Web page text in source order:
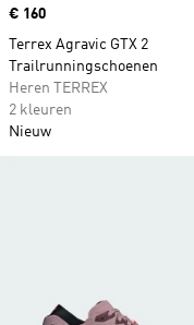
Price
€ 160
Terrex Agravic GTX 2
Trailrunningschoenen
Heren TERREX
2 kleuren
Nieuw